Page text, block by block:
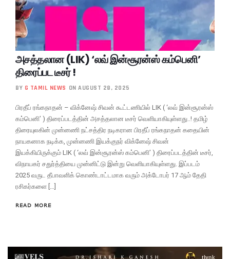
அசத்தலான (LIK) ‘லவ் இன்சூரன்ஸ் கம்பெனி’
திரைப்பட டீசர் !
BY G TAMIL NEWS ON AUGUST 28, 2025
பிரதீப் ரங்கநாதன் – விக்னேஷ் சிவன் கூட்டணியில் LIK ( ‘லவ் இன்சூரன்ஸ்
கம்பெனி’ ) திரைப்படத்தின் அசத்தலான டீசர் வெளியாகியுள்ளது..! தமிழ்
திரையுலகின் முன்னணி நட்சத்திர நடிகரான பிரதீப் ரங்கநாதன் கதையின்
நாயகனாக நடிக்க, முன்னணி இயக்குநர் விக்னேஷ் சிவன்
இயக்கியிருக்கும் LIK ( ‘லவ் இன்சூரன்ஸ் கம்பெனி’ ) திரைப்படத்தின் டீசர்,
விநாயகர் சதுர்த்தியை முன்னிட்டு இன்று வெளியாகியுள்ளது. இப்படம்
2025 வருட தீபாவளிக் கொண்டாட்டமாக வரும் அக்டோபர் 17 ஆம் தேதி
ரசிகர்களை […]
READ MORE